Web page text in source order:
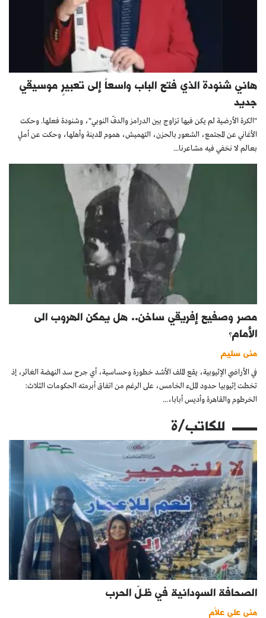
هاني شنودة الذي فتح الباب واسعاً إلى تعبيرٍ موسيقي
جديد
"الكرة الأرضية لم يكن فيها تزاوج بين الدرامز والدفّ النوبي"، وشنودة فعلها. وحكت
الأغاني عن المجتمع، الشعور بالحزن، التهميش، هموم المدينة وأهلها، وحكت عن أملٍ
بعالم لا نخفي فيه مشاعرنا...
مصر وصفيح إفريقي ساخن.. هل يمكن الهروب الى
الأمام؟
منى سليم
في الأراضي الإثيوبية، يقع الملف الأشد خطورة وحساسية، أي جرح سد النهضة الغائر، إذ
تخطت إثيوبيا حدود الملء الخامس، على الرغم من اتفاق أبرمته الحكومات الثلاث:
الخرطوم والقاهرة وأديس أبابا،...
للكاتب/ة
الصحافة السودانية في ظـلّ الحرب
منى علي علاّم